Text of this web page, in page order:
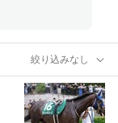
絞り込みなし